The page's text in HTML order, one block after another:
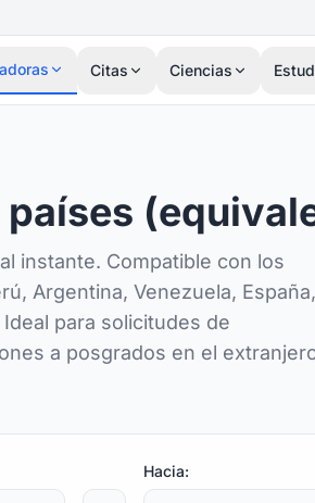
Citas Ciencias
instante. Compatible con los
Argentina, Venezuela, España,
para solicitudes de
a posgrados en el
Hacia: